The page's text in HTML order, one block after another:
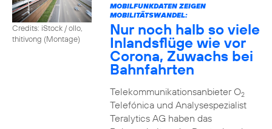
Credits: iStock / ollo,
thitivong (Montage)
MOBILFUNKDATEN ZEIGEN
MOBILITÄTSWANDEL:
Nur noch halb so viele
Inlandsflüge wie vor
Corona, Zuwachs bei
Bahnfahrten
Telekommunikationsanbieter O2
Telefónica und Analysespezialist
Teralytics AG haben das